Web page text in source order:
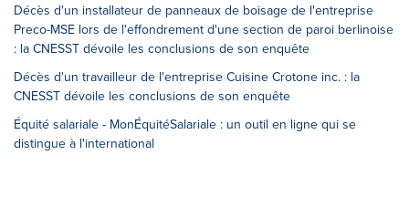
Décès d'un installateur de panneaux de boisage de l'entreprise
Preco-MSE lors de l'effondrement d'une section de paroi berlinoise
: la CNESST dévoile les conclusions de son enquête
Décès d'un travailleur de l'entreprise Cuisine Crotone inc. : la
CNESST dévoile les conclusions de son enquête
Équité salariale - MonÉquitéSalariale : un outil en ligne qui se
distingue à l'international